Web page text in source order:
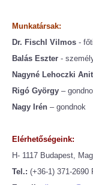
Munkatársak:
Dr. Fischl Vilmos -
Balás Eszter -
Nagyné Lehoczki
Rigó György –
Nagy Irén – gondnok
Elérhetőségeink:
H- 1117 Budapest,
Tel.: (+36-1) 371-2690